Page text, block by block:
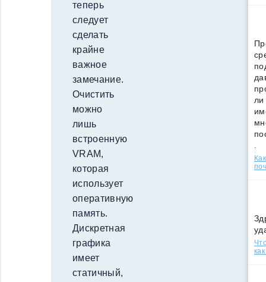
теперь
следует
сделать
крайне
важное
замечание.
Очистить
можно
лишь
встроенную
VRAM,
которая
использует
оперативную
память.
Дискретная
графика
имеет
статичный,
ли